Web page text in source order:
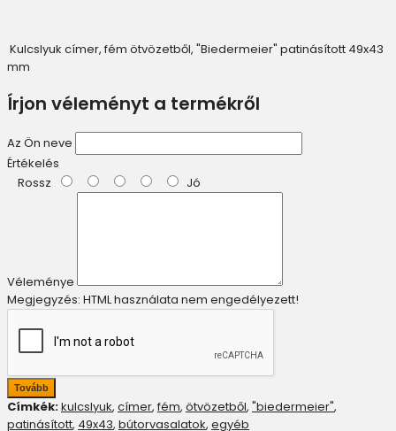
Kulcslyuk címer, fém ötvözetből, "Biedermeier" patinásított 49x43
mm
Írjon véleményt a termékről
Az Ön neve
Értékelés
Rossz
Jó
Véleménye
Megjegyzés: HTML használata nem engedélyezett!
Tovább
Címkék:kulcslyuk, címer,fém, ötvözetből, "biedermeier",
patinásított, 49x43, bútorvasalatok, egyéb